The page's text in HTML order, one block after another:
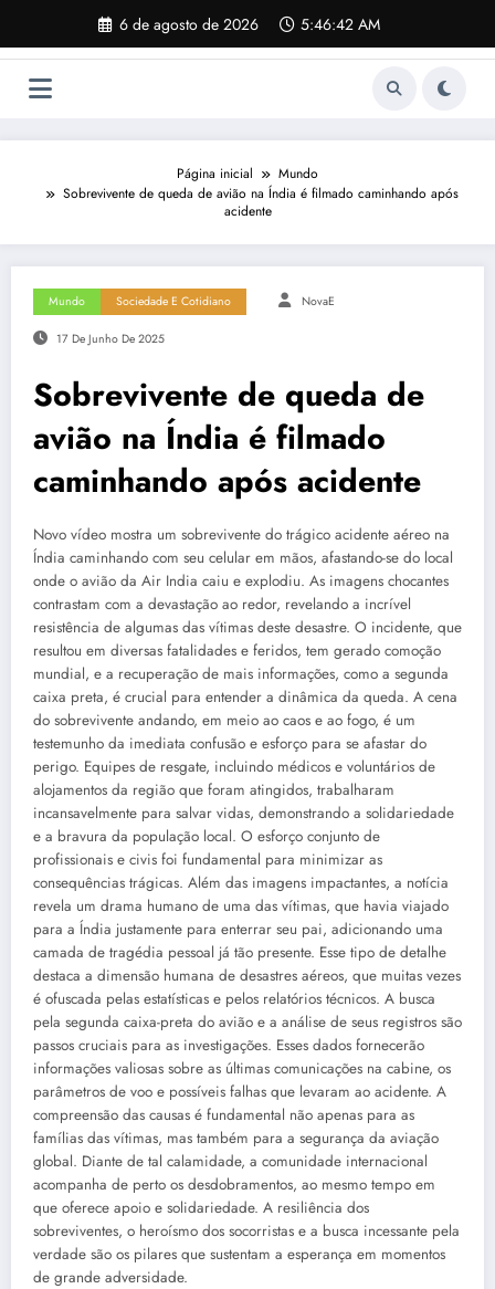
o
6 de agosto de 2026 5:46:42 AM
Página inicial
Mundo
Sobrevivente de queda de avião na Índia é filmado caminhando após
acidente
Mundo Sociedade E Cotidiano NovaE
17 De Junho De 2025
Sobrevivente de queda de
avião na Índia é filmado
caminhando após acidente
Novo vídeo mostra um sobrevivente do trágico acidente aéreo na
Índia caminhando com seu celular em mãos, afastando-se do local
onde o avião da Air India caiu e explodiu. As imagens chocantes
contrastam com a devastação ao redor, revelando a incrível
resistência de algumas das vítimas deste desastre. O incidente, que
resultou em diversas fatalidades e feridos, tem gerado comoção
mundial, e a recuperação de mais informações, como a segunda
caixa preta, é crucial para entender a dinâmica da queda. A cena
do sobrevivente andando, em meio ao caos e ao fogo, é um
testemunho da imediata confusão e esforço para se afastar do
perigo. Equipes de resgate, incluindo médicos e voluntários de
alojamentos da região que foram atingidos, trabalharam
incansavelmente para salvar vidas, demonstrando a solidariedade
e a bravura da população local. O esforço conjunto de
profissionais e civis foi fundamental para minimizar as
consequências trágicas. Além das imagens impactantes, a notícia
revela um drama humano de uma das vítimas, que havia viajado
para a Índia justamente para enterrar seu pai, adicionando uma
camada de tragédia pessoal já tão presente. Esse tipo de detalhe
destaca a dimensão humana de desastres aéreos, que muitas vezes
é ofuscada pelas estatísticas e pelos relatórios técnicos. A busca
pela segunda caixa-preta do avião e a análise de seus registros são
passos cruciais para as investigações. Esses dados fornecerão
informações valiosas sobre as últimas comunicações na cabine, os
parâmetros de voo e possíveis falhas que levaram ao acidente. A
compreensão das causas é fundamental não apenas para as
famílias das vítimas, mas também para a segurança da aviação
global. Diante de tal calamidade, a comunidade internacional
acompanha de perto os desdobramentos, ao mesmo tempo em
que oferece apoio e solidariedade. A resiliência dos
sobreviventes, o heroísmo dos socorristas e a busca incessante pela
verdade são os pilares que sustentam a esperança em momentos
de grande adversidade.